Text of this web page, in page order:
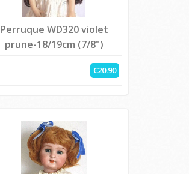
Perruque WD320 violet
prune-18/19cm (7/8")
€20.90